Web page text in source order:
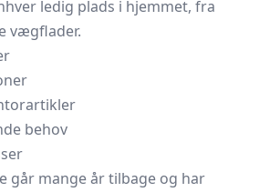
ledig plads i hjemmet, fra
vægflader.
behov
går mange år tilbage og har